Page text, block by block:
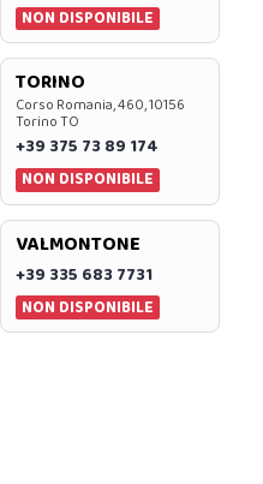
NON DISPONIBILE
TORINO
Corso Romania, 460, 10156
Torino TO
+39 375 73 89 174
NON DISPONIBILE
VALMONTONE
+39 335 683 7731
NON DISPONIBILE